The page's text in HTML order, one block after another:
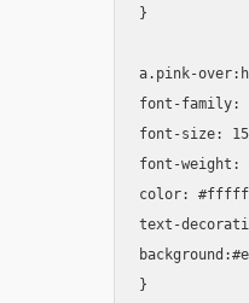
}
a.pink-
font-family:
font-size:
font-weight:
color:
text-
}